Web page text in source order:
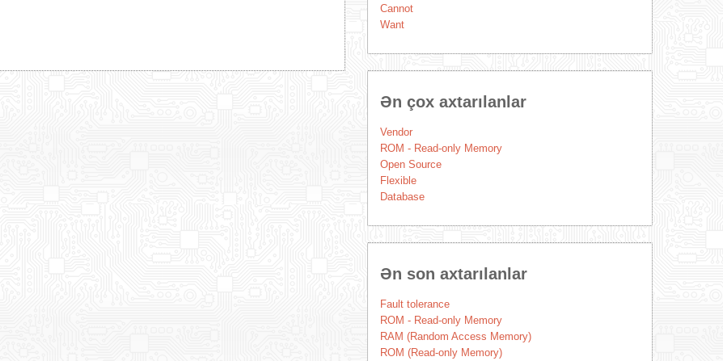
Cannot
Want
Ən çox axtarılanlar
Vendor
ROM - Read-only Memory
Open Source
Flexible
Database
Ən son axtarılanlar
Fault tolerance
ROM - Read-only Memory
RAM (Random Access Memory)
ROM (Read-only Memory)